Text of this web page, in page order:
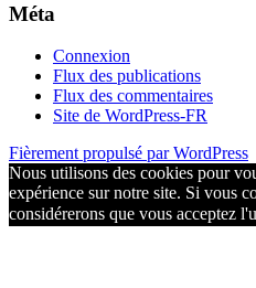
Méta
Connexion
Flux des publications
Flux des commentaires
Site de WordPress-FR
Fièrement propulsé par WordPress
Nous utilisons des cookies pour
expérience sur notre site. Si vous
considérerons que vous acceptez